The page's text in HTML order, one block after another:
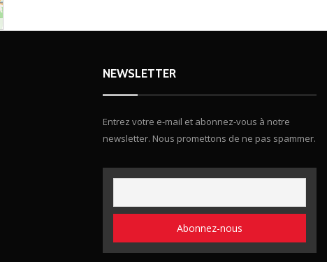
NEWSLETTER
Entrez votre e-mail et abonnez-vous à notre
newsletter. Nous promettons de ne pas spammer.